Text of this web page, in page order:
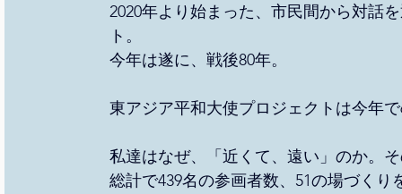
2020年より始まった、市民間から対話
ト。
今年は遂に、戦後80年。
東アジア平和大使プロジェクトは今年
私達はなぜ、「近くて、遠い」のか。
総計で439名の参画者数、51の場づくり